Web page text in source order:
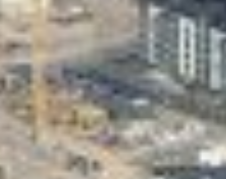
Valon Kaupunki
Lasten Lysti & LystiKylä-festivaali
Ohje
English